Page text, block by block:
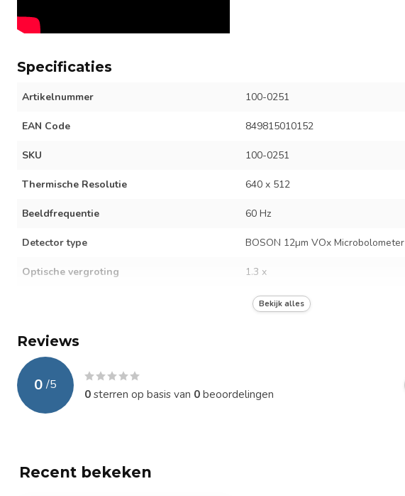
Specificaties
Artikelnummer 100-0251
EAN Code 849815010152
SKU 100-0251
Thermische Resolutie 640 x 512
Beeldfrequentie 60 Hz
Detector type BOSON 12µm VOx Microbolometer
Optische vergroting 1.3 x
18° × 13°
Lens
Zoom Digitaal 1 ×, 2 ×, 4 ×, 8 ×
Kleur pallettes
Bekijk alles
Reviews
0 /5
0sterren op basis van 0beoordelingen
Recent bekeken